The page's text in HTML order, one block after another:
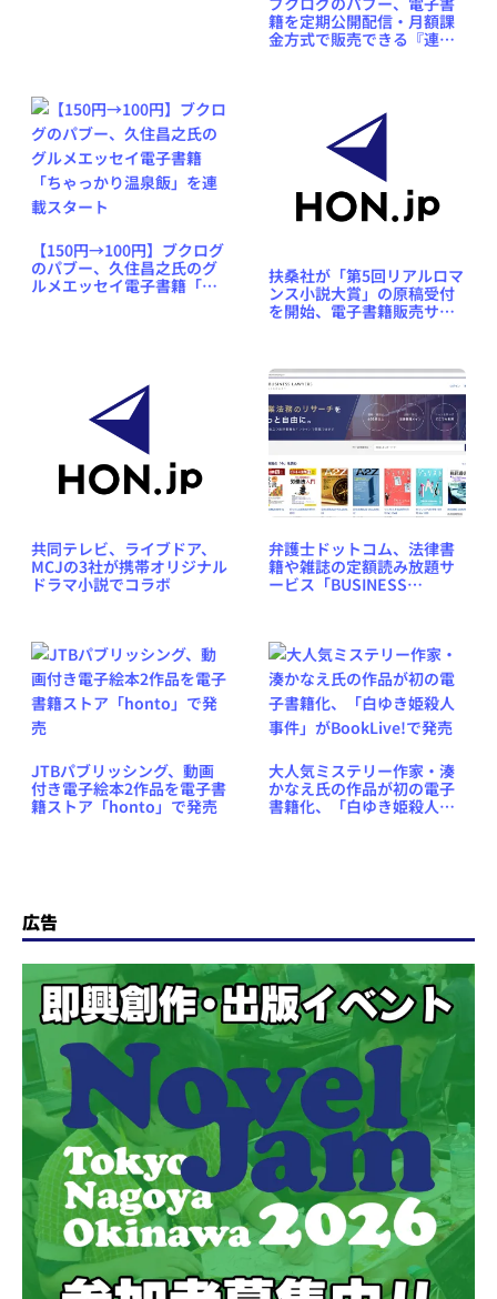
籍を定期公開配信・月額課
金方式で販売できる『連載
【150円→100円】ブクログ
のパブー、久住昌之氏のグ
ルメエッセイ電子書籍「ち
扶桑社が「第5回リアルロマ
ンス小説大賞」の原稿受付
を開始、電子書籍販売サイ
共同テレビ、ライブドア、
MCJの3社が携帯オリジナル
ドラマ小説でコラボ
弁護士ドットコム、法律書
籍や雑誌の定額読み放題サ
ービス「BUSINESS
JTBパブリッシング、動画
付き電子絵本2作品を電子書
籍ストア「honto」で発売
大人気ミステリー作家・湊
かなえ氏の作品が初の電子
書籍化、「白ゆき姫殺人事
広告